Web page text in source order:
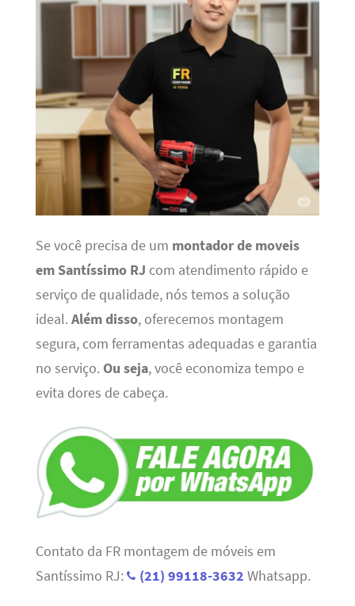
Se você precisa de um montador de moveis
em Santíssimo RJ com atendimento rápido e
serviço de qualidade, nós temos a solução
ideal. Além disso, oferecemos montagem
segura, com ferramentas adequadas e garantia
no serviço. Ou seja, você economiza tempo e
evita dores de cabeça.
Contato da FR montagem de móveis em
Santíssimo RJ:
(21) 99118-3632 Whatsapp.